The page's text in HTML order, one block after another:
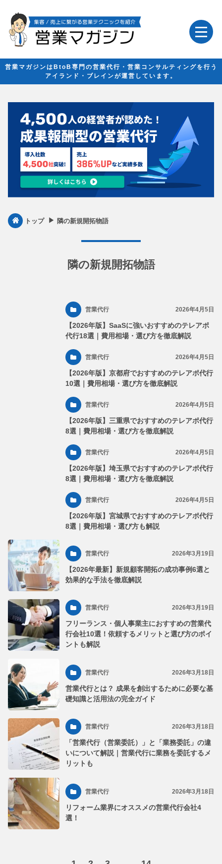
営業マガジンはBtoB専門の営業代行・営業コンサルティングを行う
アイランド・ブレインが運営しています。
トップ ▶︎ 隣の新規開拓物語
隣の新規開拓物語
営業代行 2026年4月5日
【2026年版】SaaSに強いおすすめのテレアポ
代行18選｜費用相場・選び方を徹底解説
営業代行 2026年4月5日
【2026年版】京都府でおすすめのテレアポ代行
10選｜費用相場・選び方を徹底解説
営業代行 2026年4月5日
【2026年版】三重県でおすすめのテレアポ代行
8選｜費用相場・選び方を徹底解説
営業代行 2026年4月5日
【2026年版】埼玉県でおすすめのテレアポ代行
8選｜費用相場・選び方を徹底解説
営業代行 2026年4月5日
【2026年版】宮城県でおすすめのテレアポ代行
8選｜費用相場・選び方も解説
営業代行 2026年3月19日
【2026年最新】新規顧客開拓の成功事例6選と
効果的な手法を徹底解説
営業代行 2026年3月19日
フリーランス・個人事業主におすすめの営業代
行会社10選！依頼するメリットと選び方のポイ
ントも解説
営業代行 2026年3月18日
営業代行とは？ 成果を創出するために必要な基
礎知識と活用法の完全ガイド
営業代行 2026年3月18日
「営業代行（営業委託）」と「業務委託」の違
いについて解説｜営業代行に業務を委託するメ
リットも
営業代行 2026年3月18日
リフォーム業界にオススメの営業代行会社4
選！